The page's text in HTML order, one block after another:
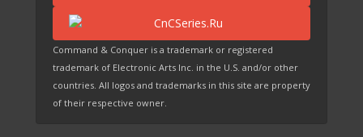
Command & Conquer is a trademark or registered
trademark of Electronic Arts Inc. in the U.S. and/or other
countries. All logos and trademarks in this site are property
of their respective owner.